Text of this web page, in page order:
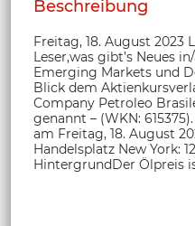
Beschreibung
Freitag, 18. August 2023
Leser,was gibt’s Neues
Emerging Markets und
Blick dem
Company Petroleo
genannt – (WKN:
am Freitag, 18. August
Handelsplatz New York:
HintergrundDer Ölpreis